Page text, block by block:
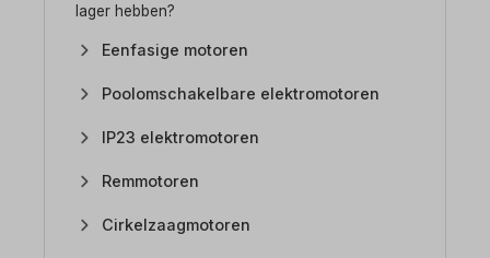
lager hebben?
Eenfasige motoren
Poolomschakelbare elektromotoren
IP23 elektromotoren
Remmotoren
Cirkelzaagmotoren